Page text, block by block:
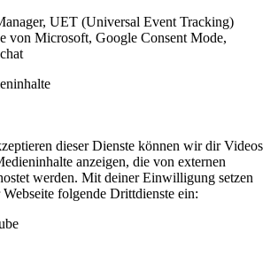
UET (Universal Event Tracking)
von Microsoft, Google Consent Mode,
dieser Dienste können wir dir Videos
anzeigen, die von externen
werden. Mit deiner Einwilligung setzen
folgende Drittdienste ein: